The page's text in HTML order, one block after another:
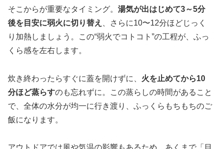
そこからが重要なタイミング。 湯気が出はじめて3～5分
後を目安に弱火に切り替え
、さらに10〜12分ほどじっく
り加熱しましょう。この“弱火でコトコト”の工程が、ふっ
くら感を左右します。
炊き終わったらすぐに蓋を開けずに、 火を止めてから10
分ほど蒸らすのも忘れずに。この蒸らしの時間があること
で、全体の水分が均一に行き渡り、ふっくらもちもちのご
飯になります。